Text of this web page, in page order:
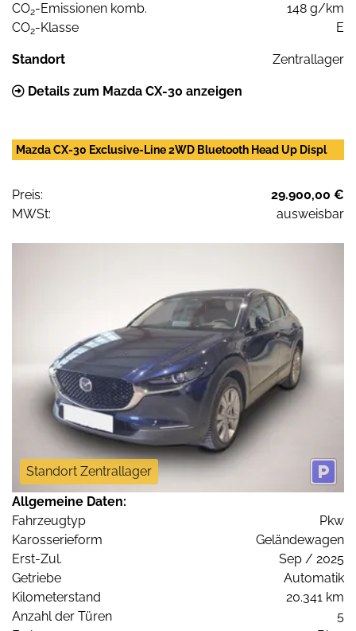
CO2-Emissionen komb.
148 g/km
CO2-Klasse E
Standort Zentrallager
Details zum Mazda CX-30 anzeigen
Mazda CX-30 Exclusive-Line 2WD Bluetooth Head Up Displ
Preis:
29.900,00 €
MWSt:
ausweisbar
Standort Zentrallager
Allgemeine Daten:
Fahrzeugtyp
Pkw
Karosserieform
Geländewagen
Erst-Zul.
Sep / 2025
Getriebe
Automatik
Kilometerstand
20.341 km
Anzahl der Türen
5